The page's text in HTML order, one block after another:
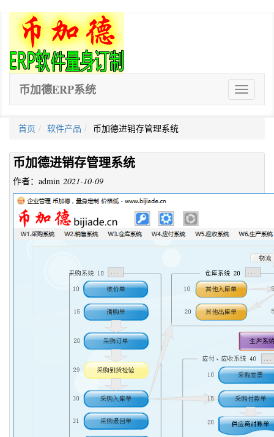
ERP
软
币加德ERP系统
首页 软件产品 币加德进销存管理系统
币加德进销存管理系统
作者：admin 2021-10-09